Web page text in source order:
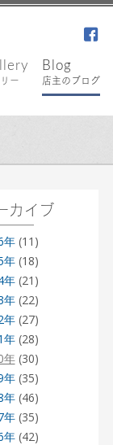
ー
Blog
店主のブログ
カイブ
年(11)
年(18)
年(21)
年(22)
年(27)
年(28)
年(30)
年(35)
年(46)
年(35)
年(42)